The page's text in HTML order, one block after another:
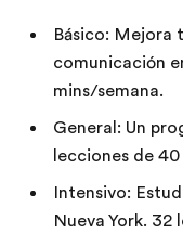
Básico: Mejora
comunicación
mins/semana.
General: Un
lecciones de
Intensivo:
Nueva York. 32